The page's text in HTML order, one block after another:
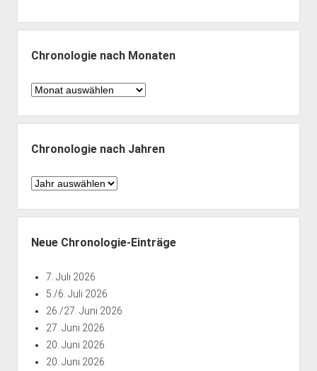
Chronologie nach Monaten
Chronologie
Monaten
Chronologie nach Jahren
Chronologie
Jahren
Neue Chronologie-Einträge
7. Juli 2026
5./6. Juli 2026
26./27. Juni 2026
27. Juni 2026
20. Juni 2026
20. Juni 2026